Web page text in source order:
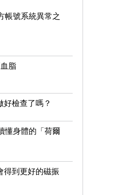
帳號系統異常之
脂
好檢查了嗎？
懂身體的「荷爾
得到更好的磁振